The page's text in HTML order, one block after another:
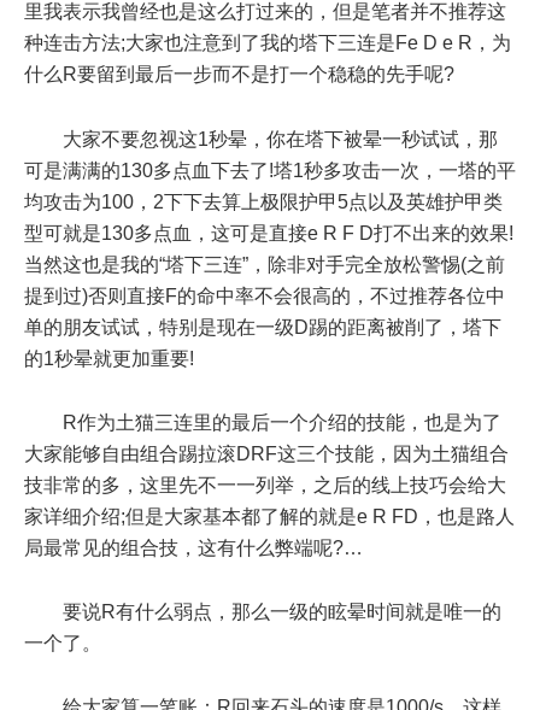
里我表示我曾经也是这么打过来的，但是笔者并不推荐这
种连击方法;大家也注意到了我的塔下三连是Fe D e R，为
什么R要留到最后一步而不是打一个稳稳的先手呢?
大家不要忽视这1秒晕，你在塔下被晕一秒试试，那
可是满满的130多点血下去了!塔1秒多攻击一次，一塔的平
均攻击为100，2下下去算上极限护甲5点以及英雄护甲类
型可就是130多点血，这可是直接e R F D打不出来的效果!
当然这也是我的“塔下三连”，除非对手完全放松警惕(之前
提到过)否则直接F的命中率不会很高的，不过推荐各位中
单的朋友试试，特别是现在一级D踢的距离被削了，塔下
的1秒晕就更加重要!
R作为土猫三连里的最后一个介绍的技能，也是为了
大家能够自由组合踢拉滚DRF这三个技能，因为土猫组合
技非常的多，这里先不一一列举，之后的线上技巧会给大
家详细介绍;但是大家基本都了解的就是e R FD，也是路人
局最常见的组合技，这有什么弊端呢?…
要说R有什么弱点，那么一级的眩晕时间就是唯一的
一个了。